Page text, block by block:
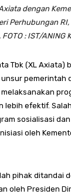
dengan
Perhubungan
: IST/ANING
Tbk (XL
pemerintah
lebih efektif.
sosialisasi
oleh
pihak ditandai
oleh Presiden